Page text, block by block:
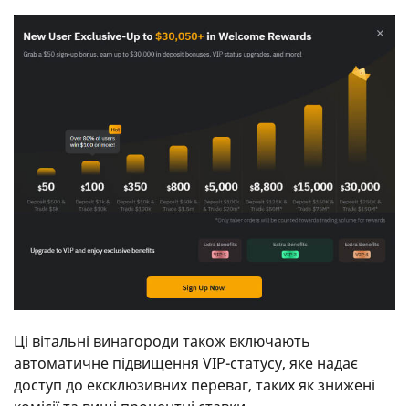
Ці вітальні винагороди також включають
автоматичне підвищення VIP-статусу, яке надає
доступ до ексклюзивних переваг, таких як знижені